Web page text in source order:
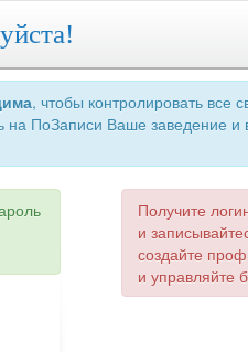
, чтобы контролировать все
на ПоЗаписи Ваше заведение и
Получите
и
создайте
и управляйте